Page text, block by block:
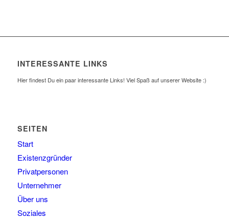
INTERESSANTE LINKS
Hier findest Du ein paar interessante Links! Viel Spaß auf unserer Website :)
SEITEN
Start
Existenzgründer
Privatpersonen
Unternehmer
Über uns
Soziales